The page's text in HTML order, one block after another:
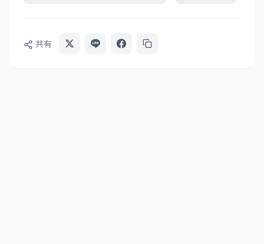
共有